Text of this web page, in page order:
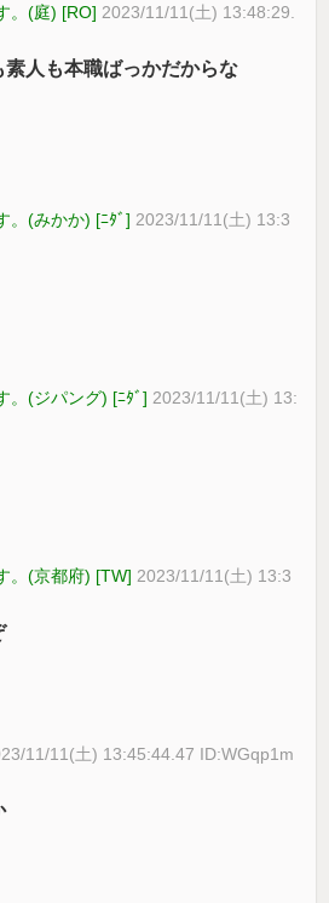
。(庭) [RO] 2023/11/11(土) 13:48:29.
人も本職ばっかだからな
。(みかか) [ﾆﾀﾞ] 2023/11/11(土) 13:3
。(ジパング) [ﾆﾀﾞ] 2023/11/11(土) 13:
。(京都府) [TW] 2023/11/11(土) 13:3
11/11(土) 13:45:44.47 ID:WGqp1m